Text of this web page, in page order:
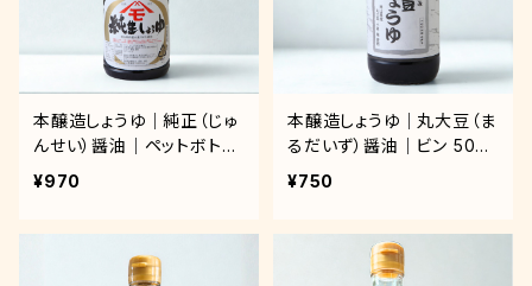
本醸造しょうゆ｜純正（じゅ
んせい）醤油｜ペットボトル
1.8ℓ
¥970
本醸造しょうゆ｜丸大豆（ま
るだいず）醤油｜ビン 500
mℓ
¥750